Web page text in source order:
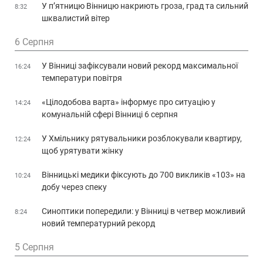
8:32
У п’ятницю Вінницю накриють гроза, град та сильний
шквалистий вітер
6 Серпня
16:24
У Вінниці зафіксували новий рекорд максимальної
температури повітря
14:24
«Цілодобова варта» інформує про ситуацію у
комунальній сфері Вінниці 6 серпня
12:24
У Хмільнику рятувальники розблокували квартиру,
щоб урятувати жінку
10:24
Вінницькі медики фіксують до 700 викликів «103» на
добу через спеку
8:24
Синоптики попередили: у Вінниці в четвер можливий
новий температурний рекорд
5 Серпня